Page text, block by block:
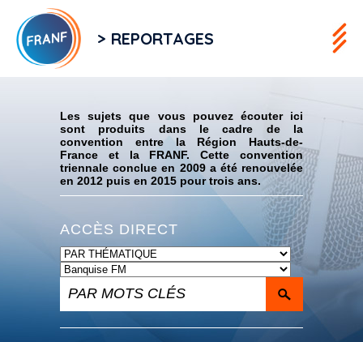
> REPORTAGES
Les sujets que vous pouvez écouter ici
sont produits dans le cadre de la
convention entre la Région Hauts-de-
France et la FRANF. Cette convention
triennale conclue en 2009 a été renouvelée
en 2012 puis en 2015 pour trois ans.
ACCÈS DIRECT